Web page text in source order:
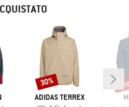
MARCHIO
ADIDAS TERREX
Sconto
30%